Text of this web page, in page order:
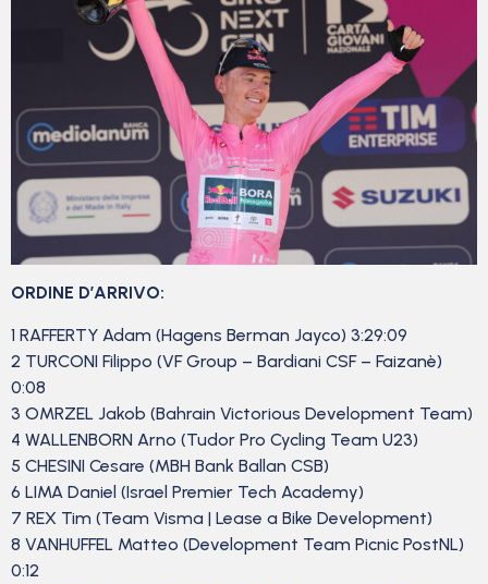
ORDINE D’ARRIVO:
1 RAFFERTY Adam (Hagens Berman Jayco) 3:29:09
2 TURCONI Filippo (VF Group – Bardiani CSF – Faizanè)
0:08
3 OMRZEL Jakob (Bahrain Victorious Development Team)
4 WALLENBORN Arno (Tudor Pro Cycling Team U23)
5 CHESINI Cesare (MBH Bank Ballan CSB)
6 LIMA Daniel (Israel Premier Tech Academy)
7 REX Tim (Team Visma | Lease a Bike Development)
8 VANHUFFEL Matteo (Development Team Picnic PostNL)
0:12